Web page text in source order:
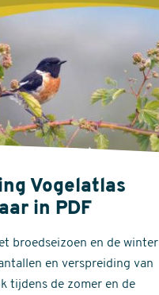
Vogelatlas
in PDF
broedseizoen en de winter
en verspreiding van
tijdens de zomer en de